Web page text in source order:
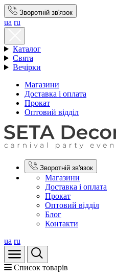
Зворотній зв'язок
ua ru
Каталог
Свята
Вечірки
Магазини
Доставка і оплата
Прокат
Оптовий відділ
Зворотній зв'язок
Магазини
Доставка і оплата
Прокат
Оптовий відділ
Блог
Контакти
ua ru
Список товарів